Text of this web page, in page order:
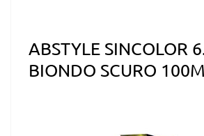
ABSTYLE SINCOLOR
BIONDO SCURO